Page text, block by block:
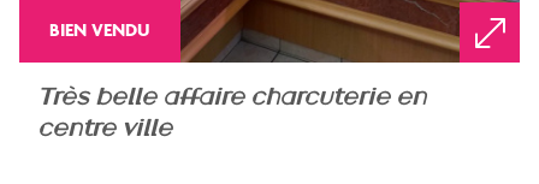
BIEN VENDU
très belle affaire charcuterie en
centre ville